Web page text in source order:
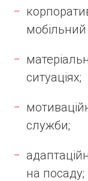
мобільний
ситуаціях;
служби;
на посаду;